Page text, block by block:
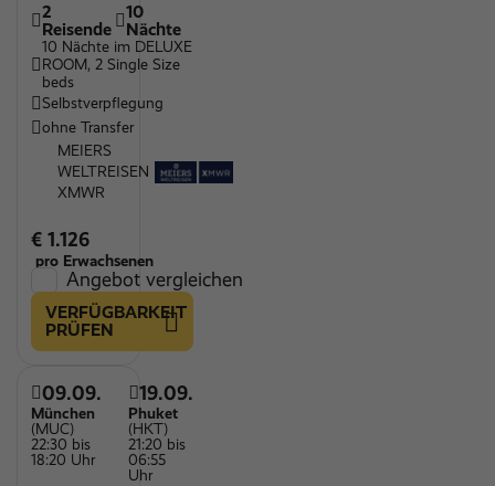
2
Reisende
10
Nächte
10 Nächte im DELUXE
ROOM, 2 Single Size
beds
Selbstverpflegung
ohne Transfer
MEIERS
WELTREISEN
XMWR
€ 1.126
pro Erwachsenen
Angebot vergleichen
VERFÜGBARKEIT
PRÜFEN
09.09.
München
(MUC)
22:30 bis
18:20 Uhr
19.09.
Phuket
(HKT)
21:20 bis
06:55
Uhr